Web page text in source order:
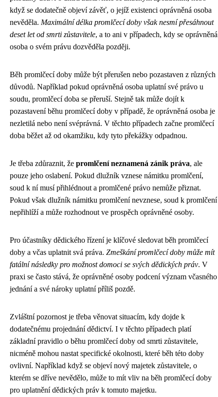
když se dodatečně objeví závěť, o jejíž existenci oprávněná osoba
nevěděla. Maximální délka promlčecí doby však nesmí přesáhnout
deset let od smrti zůstavitele, a to ani v případech, kdy se oprávněná
osoba o svém právu dozvěděla později.
Běh promlčecí doby může být přerušen nebo pozastaven z různých
důvodů. Například pokud oprávněná osoba uplatní své právo u
soudu, promlčecí doba se přeruší. Stejně tak může dojít k
pozastavení běhu promlčecí doby v případě, že oprávněná osoba je
nezletilá nebo není svéprávná. V těchto případech začne promlčecí
doba běžet až od okamžiku, kdy tyto překážky odpadnou.
Je třeba zdůraznit, že promlčení neznamená zánik práva, ale
pouze jeho oslabení. Pokud dlužník vznese námitku promlčení,
soud k ní musí přihlédnout a promlčené právo nemůže přiznat.
Pokud však dlužník námitku promlčení nevznese, soud k promlčení
nepřihlíží a může rozhodnout ve prospěch oprávněné osoby.
Pro účastníky dědického řízení je klíčové sledovat běh promlčecí
doby a včas uplatnit svá práva. Zmeškání promlčecí doby může mít
fatální následky pro možnost domoci se svých dědických práv. V
praxi se často stává, že oprávněné osoby podcení význam včasného
jednání a své nároky uplatní příliš pozdě.
Zvláštní pozornost je třeba věnovat situacím, kdy dojde k
dodatečnému projednání dědictví. I v těchto případech platí
základní pravidlo o běhu promlčecí doby od smrti zůstavitele,
nicméně mohou nastat specifické okolnosti, které běh této doby
ovlivní. Například když se objeví nový majetek zůstavitele, o
kterém se dříve nevědělo, může to mít vliv na běh promlčecí doby
pro uplatnění dědických práv k tomuto majetku.